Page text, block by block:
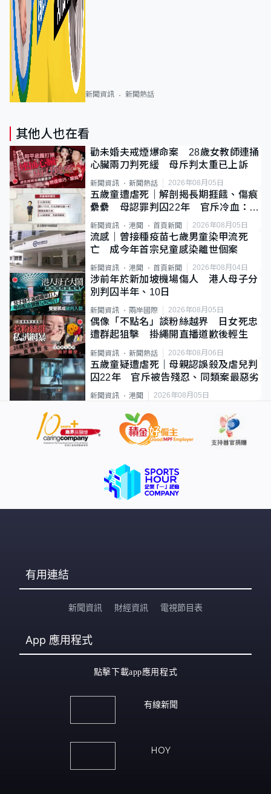
新聞資訊 新聞熱話
其他人也在看
勸未婚夫戒煙爆命案 28歲女教師連捅
心臟兩刀判死緩 母斥判太重已上訴
新聞資訊 新聞熱話 2026年08月05日
五歲童遭虐死｜解剖揭長期捱餓、傷痕
纍纍 母認罪判囚22年 官斥冷血：同
類案最惡劣
新聞資訊 港聞 首頁新聞 2026年08月05日
流感｜曾接種疫苗七歲男童染甲流死
亡 成今年首宗兒童感染離世個案
新聞資訊 港聞 首頁新聞 2026年08月04日
涉前年於新加坡機場傷人 港人母子分
別判囚半年、10日
新聞資訊 兩岸國際 2026年08月05日
偶像「不點名」談粉絲越界 日女死忠
遭群起狙擊 掛繩開直播道歉後輕生
新聞資訊 新聞熱話 2026年08月06日
五歲童疑遭虐死｜母親認誤殺及虐兒判
囚22年 官斥被告殘忍、同類案最惡劣
新聞資訊 港聞 2026年08月05日
有用連結
新聞資訊 財經資訊 電視節目表
App 應用程式
點擊下載app應用程式
有線新聞
HOY